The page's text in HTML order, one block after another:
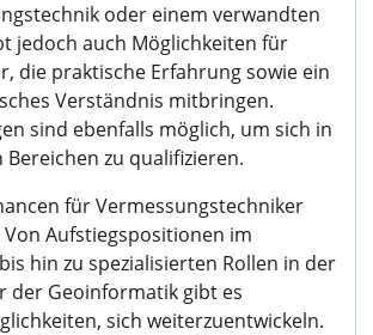
oder einem verwandten
jedoch auch Möglichkeiten für
die praktische Erfahrung sowie ein
Verständnis mitbringen.
sind ebenfalls möglich, um sich in
zu qualifizieren.
für Vermessungstechniker
Aufstiegspositionen im
hin zu spezialisierten Rollen in der
der Geoinformatik gibt es
sich weiterzuentwickeln.